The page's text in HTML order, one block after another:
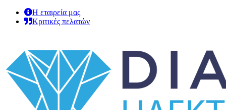
Η εταιρεία μας
Κριτικές πελατών